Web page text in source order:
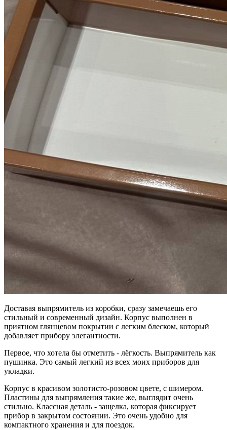
Доставая выпрямитель из коробки, сразу замечаешь его
стильный и современный дизайн. Корпус выполнен в
приятном глянцевом покрытии с легким блеском, который
добавляет прибору элегантности.
Первое, что хотела бы отметить - лёгкость. Выпрямитель как
пушинка. Это самый легкий из всех моих приборов для
укладки.
Корпус в красивом золотисто-розовом цвете, с шимером.
Пластины для выпрямления такие же, выглядит очень
стильно. Классная деталь - защелка, которая фиксирует
прибор в закрытом состоянии. Это очень удобно для
компактного хранения и для поездок.